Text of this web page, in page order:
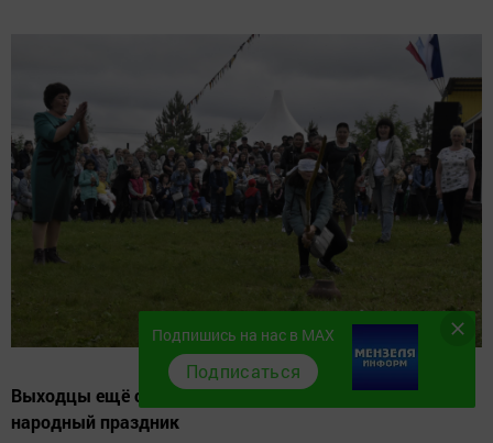
Выходцы ещё одного села решили организовать
народный праздник
Подпишись на нас в MAX
Подписаться